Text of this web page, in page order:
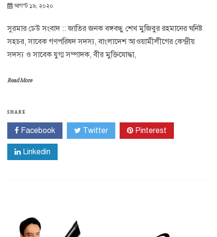
আগস্ট ১৯, ২০২০
সুরমার ঢেউ সংবাদ :: জাতির জনক বঙ্গবন্ধু শেখ মুজিবুর রহমানের ঘনিষ্ট
সহচর, সাবেক গণপরিষদ সদস্য, বাংলাদেশ আওয়ামীলীগের কেন্দ্রীয়
সদস্য ও সাবেক যুগ্ম সম্পাদক, বীর মুক্তিযোদ্ধা,
Read More
SHARE
Facebook Twitter Pinterest
Linkedin